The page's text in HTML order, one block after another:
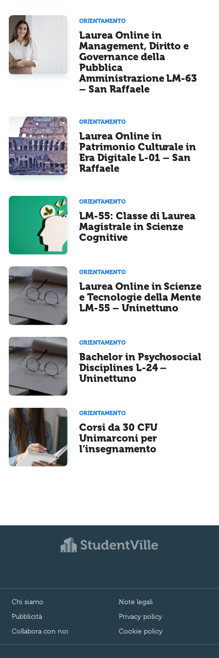
ORIENTAMENTO
Laurea Online in
Management, Diritto e
Governance della
Pubblica
Amministrazione LM-63
– San Raffaele
ORIENTAMENTO
Laurea Online in
Patrimonio Culturale in
Era Digitale L-01 – San
Raffaele
ORIENTAMENTO
LM-55: Classe di Laurea
Magistrale in Scienze
Cognitive
ORIENTAMENTO
Laurea Online in Scienze
e Tecnologie della Mente
LM-55 – Uninettuno
ORIENTAMENTO
Bachelor in Psychosocial
Disciplines L-24 –
Uninettuno
ORIENTAMENTO
Corsi da 30 CFU
Unimarconi per
l’insegnamento
Chi siamo
Pubblicità
Collabora con noi
Note legali
Privacy policy
Cookie policy